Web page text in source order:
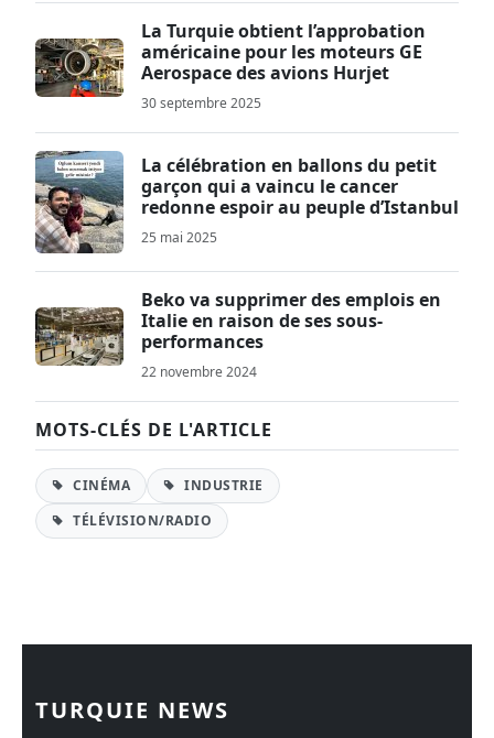
La Turquie obtient l’approbation
américaine pour les moteurs GE
Aerospace des avions Hurjet
30 septembre 2025
La célébration en ballons du petit
garçon qui a vaincu le cancer
redonne espoir au peuple d’Istanbul
25 mai 2025
Beko va supprimer des emplois en
Italie en raison de ses sous-
performances
22 novembre 2024
MOTS-CLÉS DE L'ARTICLE
CINÉMA
INDUSTRIE
TÉLÉVISION/RADIO
TURQUIE NEWS